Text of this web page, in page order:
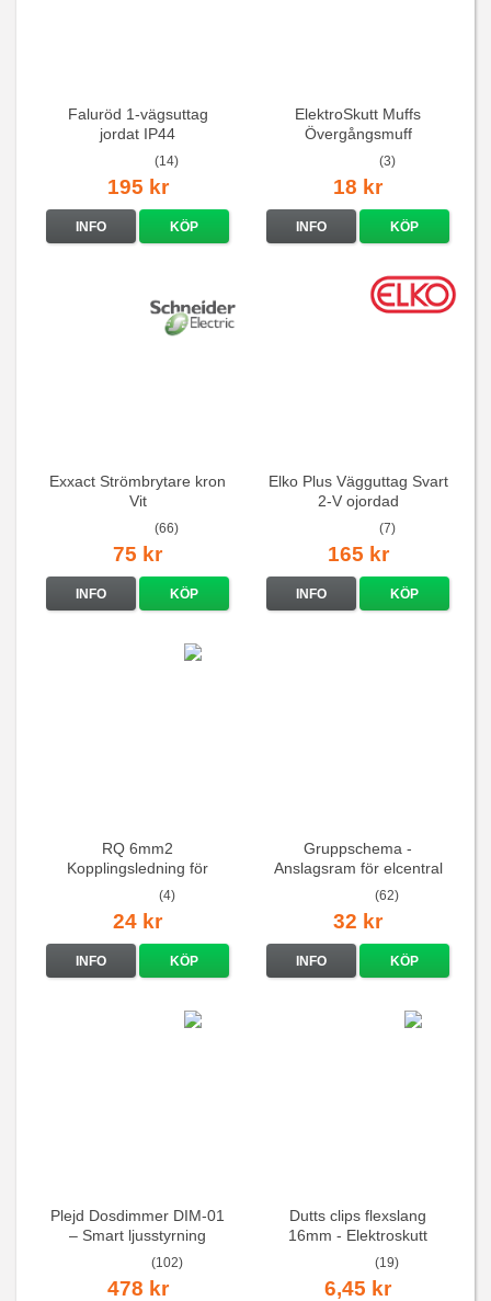
Faluröd 1-vägsuttag
jordat IP44
(14)
195 kr
INFO KÖP
ElektroSkutt Muffs
Övergångsmuff
(3)
18 kr
INFO KÖP
Exxact Strömbrytare kron
Vit
(66)
75 kr
INFO KÖP
Elko Plus Vägguttag Svart
2-V ojordad
(7)
165 kr
INFO KÖP
RQ 6mm2
Kopplingsledning för
elcentraler mm
(4)
24 kr
INFO KÖP
Gruppschema -
Anslagsram för elcentral
(62)
32 kr
INFO KÖP
Plejd Dosdimmer DIM-01
– Smart ljusstyrning
(102)
478 kr
Dutts clips flexslang
16mm - Elektroskutt
(19)
6,45 kr